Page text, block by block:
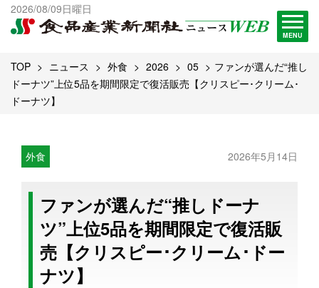
2026/08/09日曜日
MENU
出版物一覧へ
試読・購読申し込み
TOP ニュース 外食 2026 05
ファンが選んだ“推し
ドーナツ”上位5品を期間限定で復活販売【クリスピー･クリーム･
ドーナツ】
外食 2026年5月14日
ファンが選んだ“推しドーナ
ツ”上位5品を期間限定で復活販
売【クリスピー･クリーム･ドー
ナツ】